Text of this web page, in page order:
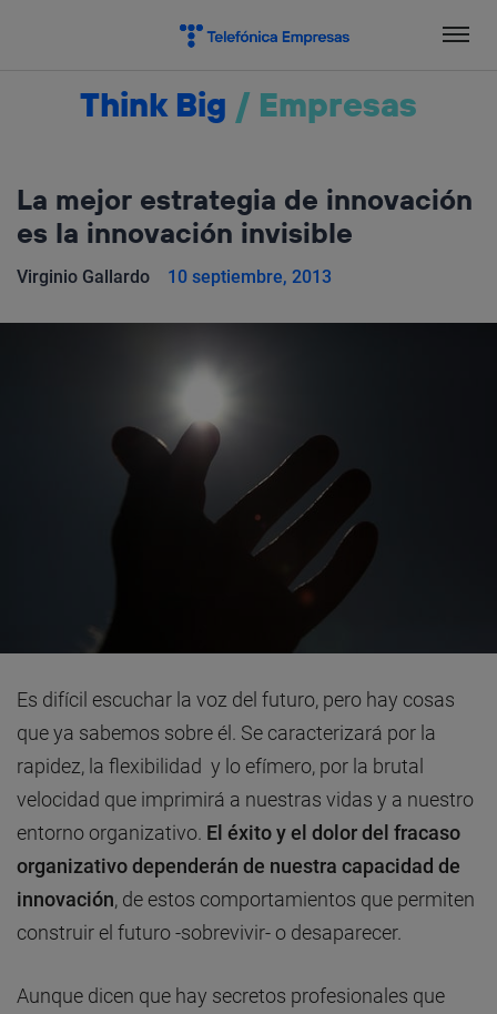
Think Big / Empresas
La mejor estrategia de innovación
es la innovación invisible
Virginio Gallardo 10 septiembre, 2013
Es difícil escuchar la voz del futuro, pero hay cosas
que ya sabemos sobre él. Se caracterizará por la
rapidez, la flexibilidad y lo efímero, por la brutal
velocidad que imprimirá a nuestras vidas y a nuestro
entorno organizativo. El éxito y el dolor del fracaso
organizativo dependerán de nuestra capacidad de
innovación, de estos comportamientos que permiten
construir el futuro -sobrevivir- o desaparecer.
Aunque dicen que hay secretos profesionales que